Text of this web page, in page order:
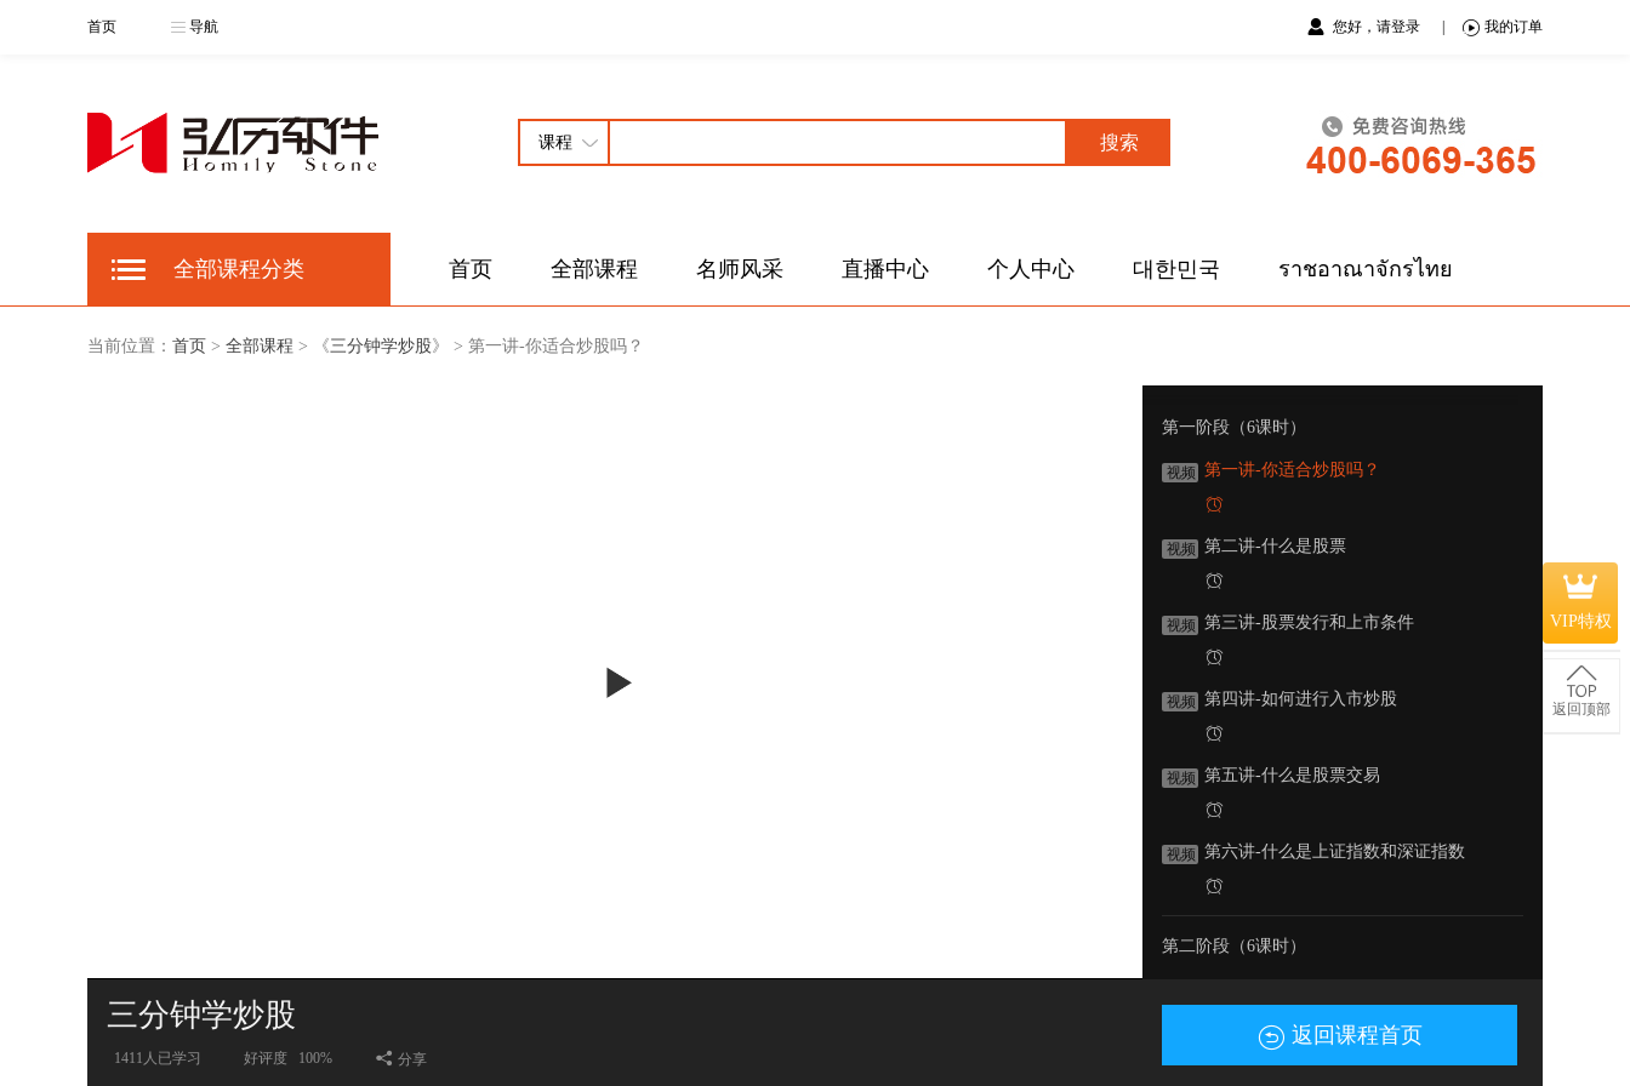
首页 导航 您好，请登录 我的订单
搜索
全部课程分类 首页 全部课程 名师风采 直播中心 个人中心 대한민국 ราชอาณาจักรไทย
当前位置： 首页 > 全部课程 > 《三分钟学炒股》 > 第一讲-你适合炒股吗？
第一阶段（6课时）
视频 第一讲-你适合炒股吗？
视频 第二讲-什么是股票
视频 第三讲-股票发行和上市条件
视频 第四讲-如何进行入市炒股
视频 第五讲-什么是股票交易
视频 第六讲-什么是上证指数和深证指数
第二阶段（6课时）
视频 第八讲-什么是K线
返回课程首页
三分钟学炒股
1411 人已学习 好评度 100% 分享
VIP特权
返回顶部